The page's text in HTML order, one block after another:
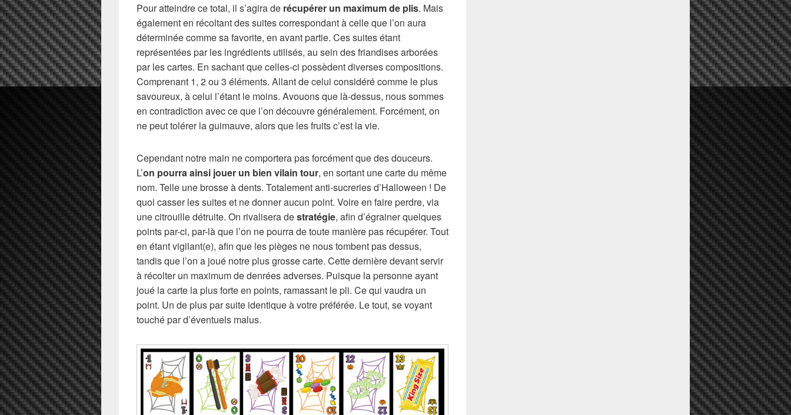
Pour atteindre ce total, il s’agira de récupérer un maximum de plis. Mais
également en récoltant des suites correspondant à celle que l’on aura
déterminée comme sa favorite, en avant partie. Ces suites étant
représentées par les ingrédients utilisés, au sein des friandises arborées
par les cartes. En sachant que celles-ci possèdent diverses compositions.
Comprenant 1, 2 ou 3 éléments. Allant de celui considéré comme le plus
savoureux, à celui l’étant le moins. Avouons que là-dessus, nous sommes
en contradiction avec ce que l’on découvre généralement. Forcément, on
ne peut tolérer la guimauve, alors que les fruits c’est la vie.
Cependant notre main ne comportera pas forcément que des douceurs.
L’on pourra ainsi jouer un bien vilain tour, en sortant une carte du même
nom. Telle une brosse à dents. Totalement anti-sucreries d’Halloween ! De
quoi casser les suites et ne donner aucun point. Voire en faire perdre, via
une citrouille détruite. On rivalisera destratégie, afin d’égrainer quelques
points par-ci, par-là que l’on ne pourra de toute manière pas récupérer. Tout
en étant vigilant(e), afin que les pièges ne nous tombent pas dessus,
tandis que l’on a joué notre plus grosse carte. Cette dernière devant servir
à récolter un maximum de denrées adverses. Puisque la personne ayant
joué la carte la plus forte en points, ramassant le pli. Ce qui vaudra un
point. Un de plus par suite identique à votre préférée. Le tout, se voyant
touché par d’éventuels malus.